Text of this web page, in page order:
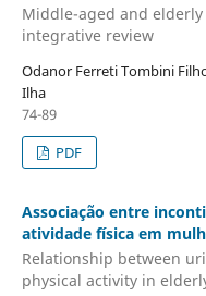
Middle-aged and
integrative review
Odanor Ferreti Tombini
Ilha
74-89
PDF
Associação entre
atividade física em
Relationship between
physical activity in